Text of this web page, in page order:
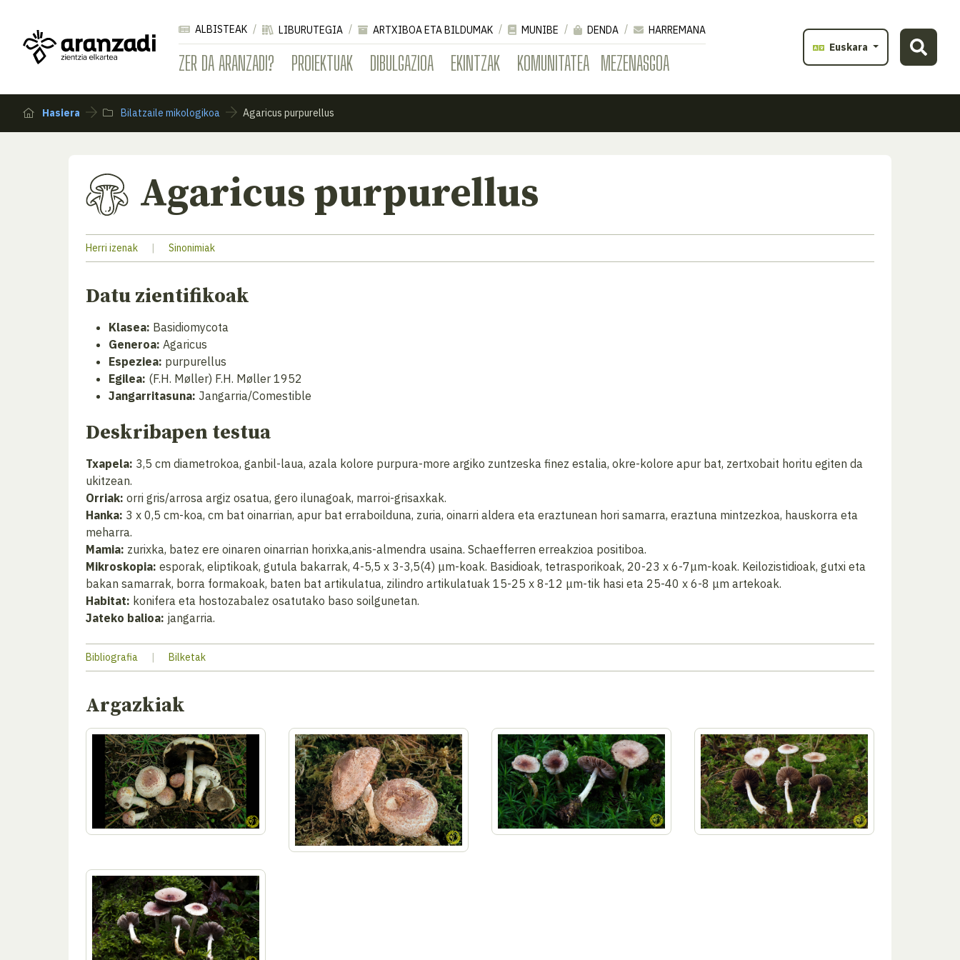
ZER DA ARANZADI? PROIEKTUAK DIBULGAZIOA EKINTZAK KOMUNITATEA MEZENASGOA
ALBISTEAK LIBURUTEGIA ARTXIBOA ETA BILDUMAK MUNIBE DENDA
HARREMANA
Euskara
Hasiera Bilatzaile mikologikoa Agaricus purpurellus
Agaricus purpurellus
Herri izenak | Sinonimiak
Datu zientifikoak
Klasea: Basidiomycota
Generoa: Agaricus
Espeziea: purpurellus
Egilea: (F.H. Møller) F.H. Møller 1952
Jangarritasuna: Jangarria/Comestible
Deskribapen testua
Txapela: 3,5 cm diametrokoa, ganbil-laua, azala kolore purpura-more argiko zuntzeska finez estalia, okre-kolore apur bat, zertxobait horitu egiten da
ukitzean.
Orriak: orri gris/arrosa argiz osatua, gero ilunagoak, marroi-grisaxkak.
Hanka: 3 x 0,5 cm-koa, cm bat oinarrian, apur bat erraboilduna, zuria, oinarri aldera eta eraztunean hori samarra, eraztuna mintzezkoa, hauskorra eta
meharra.
Mamia: zurixka, batez ere oinaren oinarrian horixka,anis-almendra usaina. Schaefferren erreakzioa positiboa.
Mikroskopia: esporak, eliptikoak, gutula bakarrak, 4-5,5 x 3-3,5(4) μm-koak. Basidioak, tetrasporikoak, 20-23 x 6-7μm-koak. Keilozistidioak, gutxi eta
bakan samarrak, borra formakoak, baten bat artikulatua, zilindro artikulatuak 15-25 x 8-12 μm-tik hasi eta 25-40 x 6-8 μm artekoak.
Habitat: konifera eta hostozabalez osatutako baso soilgunetan.
Jateko balioa: jangarria.
Bibliografia | Bilketak
Argazkiak